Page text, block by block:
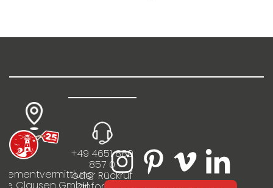
+49 4651 889
857 0
oder Rückruf